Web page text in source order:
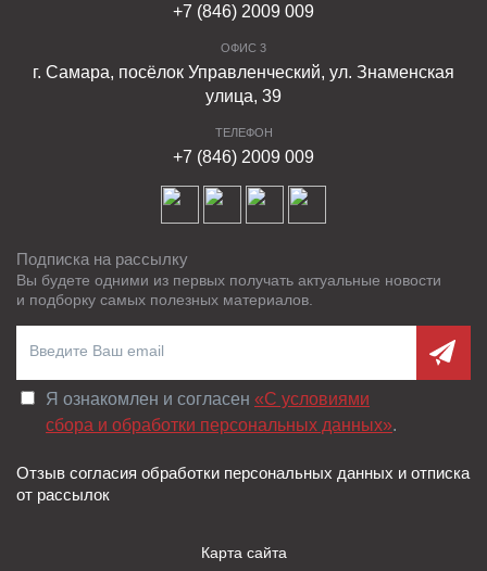
+7 (846) 2009 009
ОФИС 3
г. Самара, посёлок Управленческий, ул. Знаменская
улица, 39
ТЕЛЕФОН
+7 (846) 2009 009
Подписка на рассылку
Вы будете одними из первых получать актуальные новости
и подборку самых полезных материалов.
Я ознакомлен и согласен «C условиями
сбора и обработки персональных данных».
Отзыв согласия обработки персональных данных и отписка
от рассылок
Карта сайта